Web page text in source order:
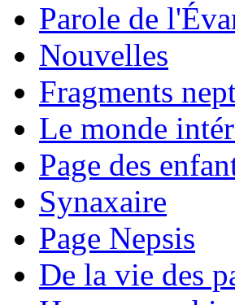
Parole de
Nouvelles
Fragments
Le monde
Page des
Synaxaire
Page Nepsis
De la vie des